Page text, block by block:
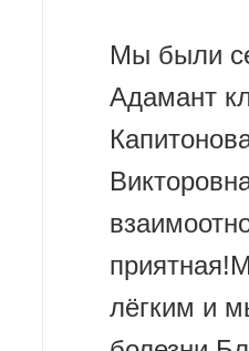
Мы были
Адамант
лёгким и